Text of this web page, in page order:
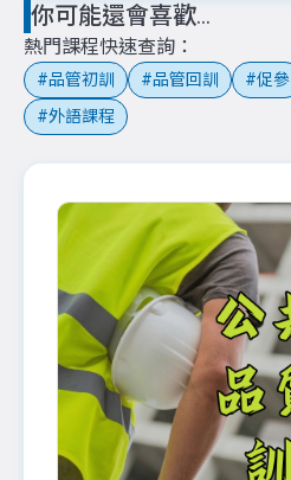
你可能還會喜歡...
熱門課程快速查詢
品管初訓 品管回訓 促參
外語課程